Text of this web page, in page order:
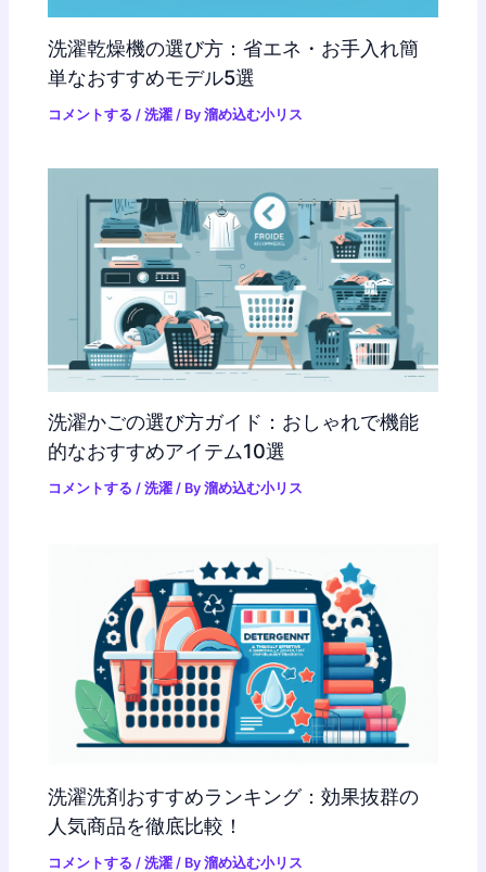
洗濯乾燥機の選び方：省エネ・お手入れ簡
単なおすすめモデル5選
コメントする /洗濯 / By溜め込む小リス
洗濯かごの選び方ガイド：おしゃれで機能
的なおすすめアイテム10選
コメントする /洗濯 / By溜め込む小リス
洗濯洗剤おすすめランキング：効果抜群の
人気商品を徹底比較！
コメントする /洗濯 / By溜め込む小リス